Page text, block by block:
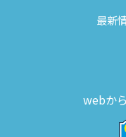
最新
webか